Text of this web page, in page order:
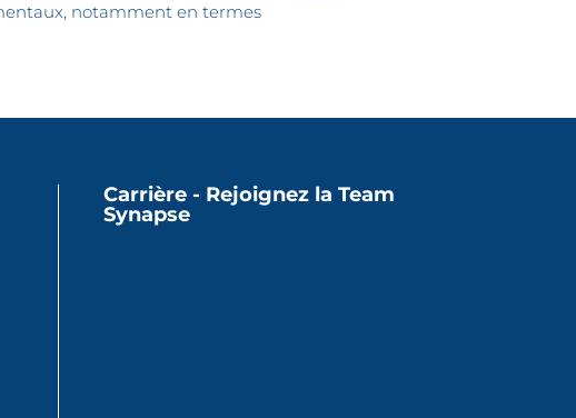
notamment en termes
Carrière - Rejoignez la Team
Synapse